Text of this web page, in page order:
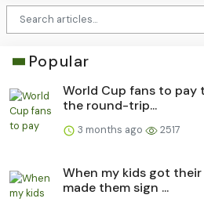
Popular
World Cup fans to pay
the round-trip...
3 months ago 2517
When my kids got
made them sign ...